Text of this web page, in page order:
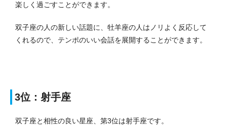
楽しく過ごすことができます。
双子座の人の新しい話題に、牡羊座の人はノリよく反応して
くれるので、テンポのいい会話を展開することができます。
3位：射手座
双子座と相性の良い星座、第3位は射手座です。